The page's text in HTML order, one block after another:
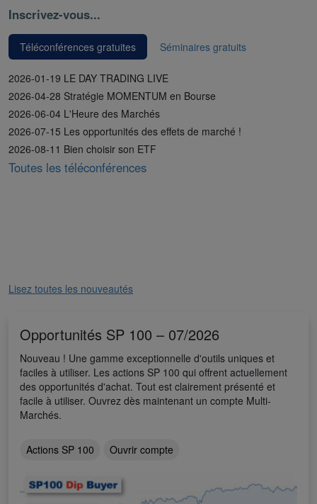
Inscrivez-vous...
Téléconférences gratuites Séminaires gratuits
2026-01-19 LE DAY TRADING LIVE
2026-04-28 Stratégie MOMENTUM en Bourse
2026-06-04 L'Heure des Marchés
2026-07-15 Les opportunités des effets de marché !
2026-08-11 Bien choisir son ETF
Toutes les téléconférences
Lisez toutes les nouveautés
Opportunités SP 100 – 07/2026
Nouveau ! Une gamme exceptionnelle d'outils uniques et
faciles à utiliser. Les actions SP 100 qui offrent actuellement
des opportunités d'achat. Tout est clairement présenté et
facile à utiliser. Ouvrez dès maintenant un compte Multi-
Marchés.
Actions SP 100 Ouvrir compte